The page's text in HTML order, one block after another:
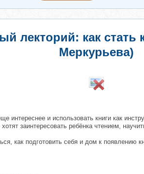
лекторий: как
Меркурьева)
интереснее и использовать книги как
заинтересовать ребёнка чтением,
как подготовить себя и дом к появлению